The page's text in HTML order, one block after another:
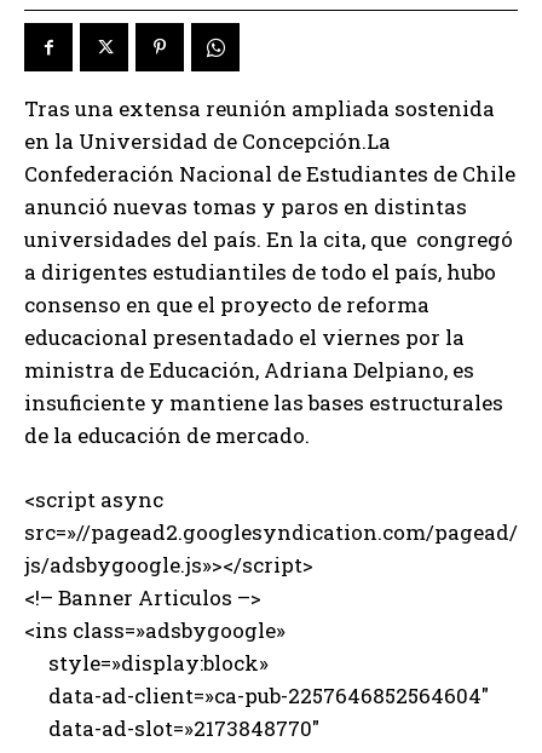
Tras una extensa reunión ampliada sostenida
en la Universidad de Concepción.La
Confederación Nacional de Estudiantes de Chile
anunció nuevas tomas y paros en distintas
universidades del país. En la cita, que congregó
a dirigentes estudiantiles de todo el país, hubo
consenso en que el proyecto de reforma
educacional presentadado el viernes por la
ministra de Educación, Adriana Delpiano, es
insuficiente y mantiene las bases estructurales
de la educación de mercado.
<script async
src=»//pagead2.googlesyndication.com/pagead/
js/adsbygoogle.js»></script>
<!– Banner Articulos –>
<ins class=»adsbygoogle»
style=»display:block»
data-ad-client=»ca-pub-2257646852564604″
data-ad-slot=»2173848770″